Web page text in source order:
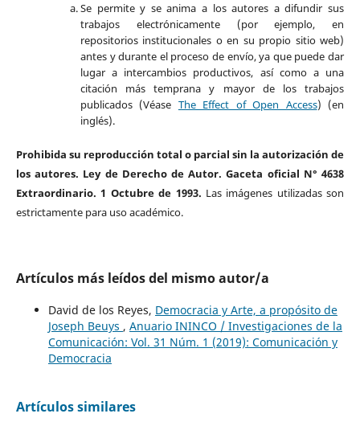
Se permite y se anima a los autores a difundir sus
trabajos electrónicamente (por ejemplo, en
repositorios institucionales o en su propio sitio web)
antes y durante el proceso de envío, ya que puede dar
lugar a intercambios productivos, así como a una
citación más temprana y mayor de los trabajos
publicados (Véase The Effect of Open Access) (en
inglés).
Prohibida su reproducción total o parcial sin la autorización de
los autores. Ley de Derecho de Autor. Gaceta oficial N° 4638
Extraordinario. 1 Octubre de 1993. Las imágenes utilizadas son
estrictamente para uso académico.
Artículos más leídos del mismo autor/a
David de los Reyes, Democracia y Arte, a propósito de
Joseph Beuys , Anuario ININCO / Investigaciones de la
Comunicación: Vol. 31 Núm. 1 (2019): Comunicación y
Democracia
Artículos similares